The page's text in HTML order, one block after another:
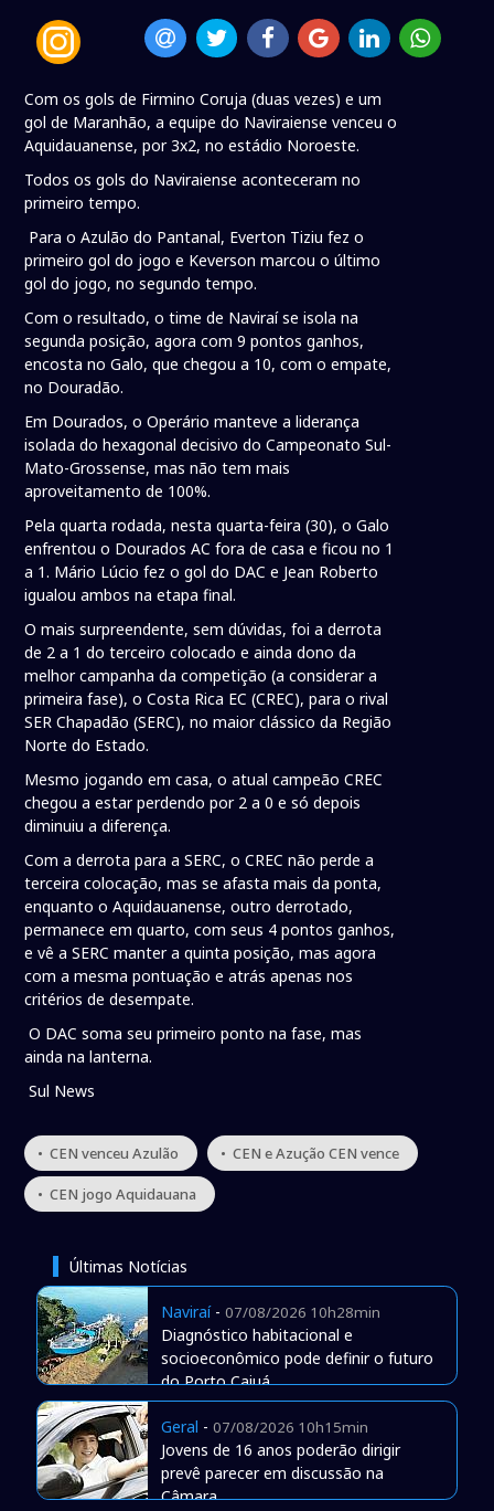
Com os gols de Firmino Coruja (duas vezes) e um
gol de Maranhão, a equipe do Naviraiense venceu o
Aquidauanense, por 3x2, no estádio Noroeste.
Todos os gols do Naviraiense aconteceram no
primeiro tempo.
Para o Azulão do Pantanal, Everton Tiziu fez o
primeiro gol do jogo e Keverson marcou o último
gol do jogo, no segundo tempo.
Com o resultado, o time de Naviraí se isola na
segunda posição, agora com 9 pontos ganhos,
encosta no Galo, que chegou a 10, com o empate,
no Douradão.
Em Dourados, o Operário manteve a liderança
isolada do hexagonal decisivo do Campeonato Sul-
Mato-Grossense, mas não tem mais
aproveitamento de 100%.
Pela quarta rodada, nesta quarta-feira (30), o Galo
enfrentou o Dourados AC fora de casa e ficou no 1
a 1. Mário Lúcio fez o gol do DAC e Jean Roberto
igualou ambos na etapa final.
O mais surpreendente, sem dúvidas, foi a derrota
de 2 a 1 do terceiro colocado e ainda dono da
melhor campanha da competição (a considerar a
primeira fase), o Costa Rica EC (CREC), para o rival
SER Chapadão (SERC), no maior clássico da Região
Norte do Estado.
Mesmo jogando em casa, o atual campeão CREC
chegou a estar perdendo por 2 a 0 e só depois
diminuiu a diferença.
Com a derrota para a SERC, o CREC não perde a
terceira colocação, mas se afasta mais da ponta,
enquanto o Aquidauanense, outro derrotado,
permanece em quarto, com seus 4 pontos ganhos,
e vê a SERC manter a quinta posição, mas agora
com a mesma pontuação e atrás apenas nos
critérios de desempate.
O DAC soma seu primeiro ponto na fase, mas
ainda na lanterna.
Sul News
• CEN venceu Azulão • CEN e Azução CEN vence
• CEN jogo Aquidauana
Últimas Notícias
Naviraí- 07/08/2026 10h28min
Diagnóstico habitacional e
socioeconômico pode definir o futuro
do Porto Caiuá
Geral - 07/08/2026 10h15min
Jovens de 16 anos poderão dirigir
prevê parecer em discussão na
Câmara